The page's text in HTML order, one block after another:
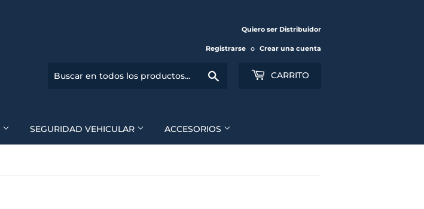
Quiero ser Distribuidor
Registrarse o Crear una cuenta
CARRITO
SEGURIDAD VEHICULAR ACCESORIOS